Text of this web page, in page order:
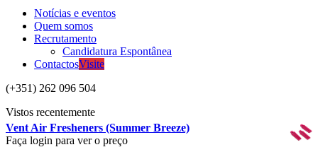
Notícias e eventos
Quem somos
Recrutamento
Candidatura Espontânea
ContactosVisite
(+351) 262 096 504
Vistos recentemente
Vent Air Fresheners (Summer Breeze)
Faça login para ver o preço